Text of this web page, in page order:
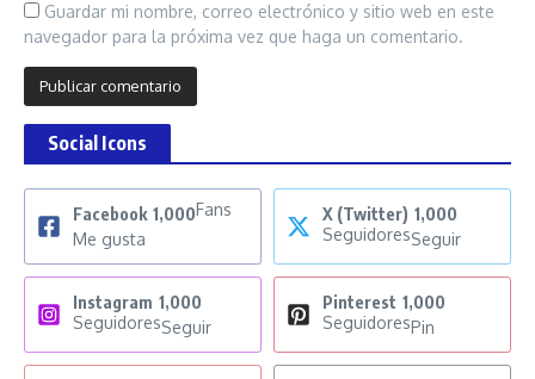
Guardar mi nombre, correo electrónico y sitio web en este
navegador para la próxima vez que haga un comentario.
Social Icons
Facebook 1,000Fans
Me gusta
X (Twitter) 1,000
SeguidoresSeguir
Instagram 1,000
SeguidoresSeguir
Pinterest 1,000
SeguidoresPin